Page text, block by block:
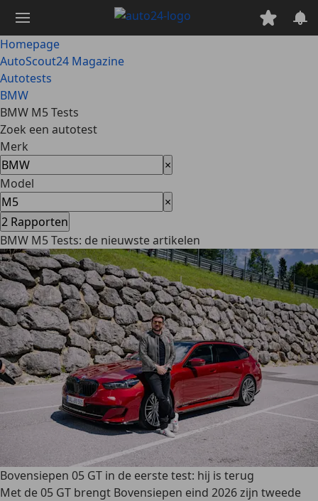
naar
hoofdinhoud
Homepage
AutoScout24 Magazine
Autotests
BMW
BMW M5 Tests
Zoek een autotest
Merk
×
Model
×
2 Rapporten
BMW M5 Tests: de nieuwste artikelen
Bovensiepen 05 GT in de eerste test: hij is terug
Met de 05 GT brengt Bovensiepen eind 2026 zijn tweede